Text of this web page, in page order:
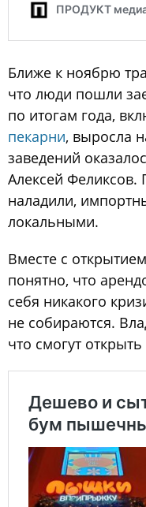
Ближе к ноябрю
что люди пошли
по итогам года,
пекарни, выросла
заведений
Алексей Феликсов.
наладили,
локальными.
Вместе с
понятно, что
себя никакого
не собираются.
что смогут